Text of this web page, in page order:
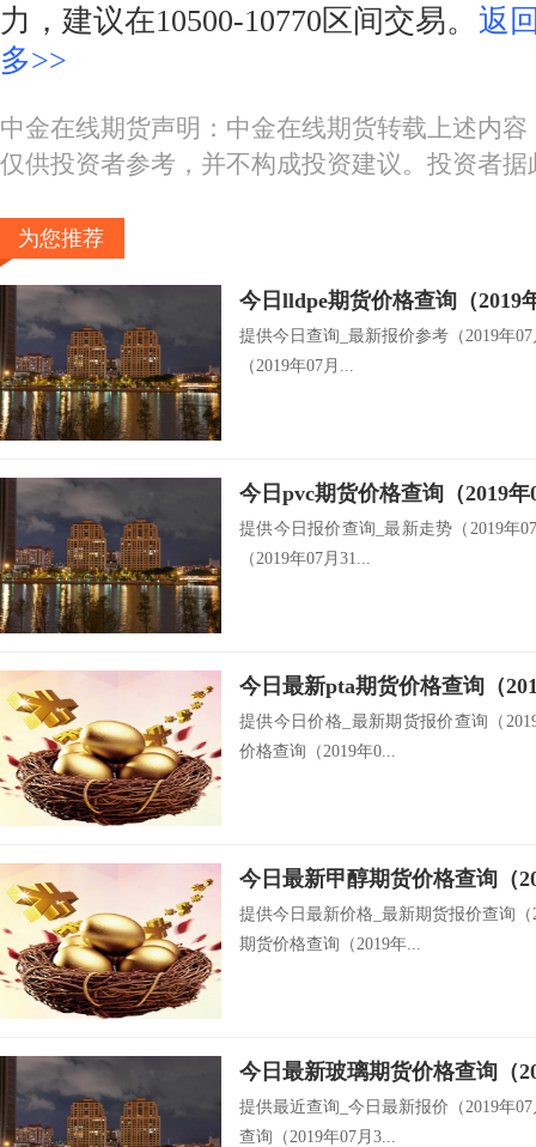
力，建议在10500-10770区间交易。 返
多>>
中金在线期货声明：中金在线期货转载上述内
仅供投资者参考，并不构成投资建议。投资者
为您推荐
今日lldpe期货价格查询（2019
提供今日查询_最新报价参考（2019年
（2019年07月...
今日pvc期货价格查询（2019年
提供今日报价查询_最新走势（2019年
（2019年07月31...
今日最新pta期货价格查询（
提供今日价格_最新期货报价查询（
价格查询（2019年0...
今日最新甲醇期货价格查询（
提供今日最新价格_最新期货报价查询
期货价格查询（2019年...
今日最新玻璃期货价格查询（
提供最近查询_今日最新报价（2019年
查询（2019年07月3...